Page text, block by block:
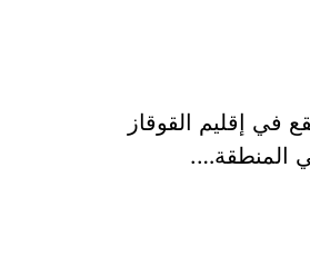
في إقليم القوقاز
المنطقة….